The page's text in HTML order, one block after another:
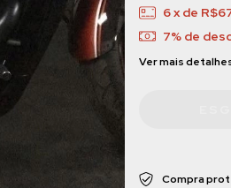
6x de
7% de
Ver mais
Compra